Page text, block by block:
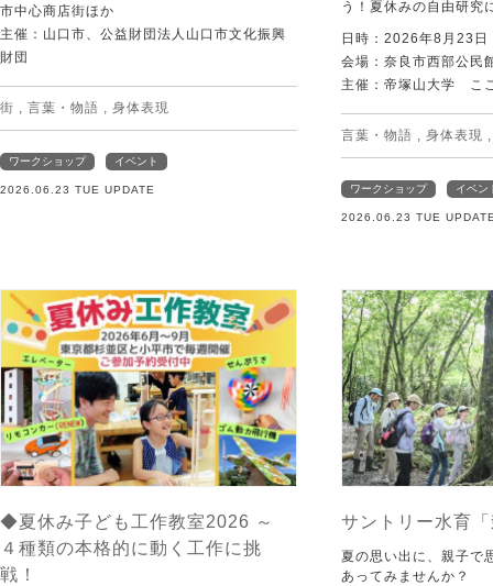
市中心商店街ほか
主催：山口市、公益財団法人山口市文化振興
財団
街 , 言葉・物語 , 身体表現
ワークショップ イベント
2026.06.23 TUE UPDATE
う！夏休みの自由研究
日時：2026年8月23日
会場：奈良市西部公民
主催：帝塚山大学 こ
言葉・物語 , 身体表現
ワークショップ イベン
2026.06.23 TUE
◆夏休み子ども工作教室2026 ～
４種類の本格的に動く工作に挑
戦！
サントリー水育
夏の思い出に、親子で
あってみませんか？